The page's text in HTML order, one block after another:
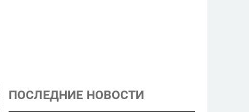
ПОСЛЕДНИЕ НОВОСТИ